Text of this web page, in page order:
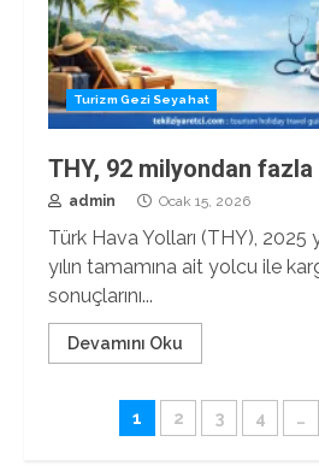
Turizm Gezi Seyahat
THY, 92 milyondan fazla
admin Ocak 15, 2026
Türk Hava Yolları (THY), 2025
yılın tamamına ait yolcu ile
sonuçlarını...
Devamını Oku
Yazı
1 2 3 4 …